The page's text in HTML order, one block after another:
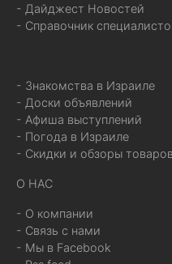
- Дайджест Новостей
- Справочник
- Знакомства в Израиле
- Доски объявлений
- Афиша выступлений
- Погода в Израиле
- Скидки и обзоры товаров
О НАС
- О компании
- Связь с нами
- Мы в Facebook